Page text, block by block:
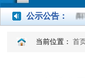
公示公告：
【巡察整改】中共岳阳市
当前位置： 首